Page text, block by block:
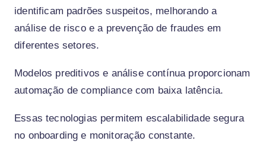
identificam padrões suspeitos, melhorando a
análise de risco e a prevenção de fraudes em
diferentes setores.
Modelos preditivos e análise contínua proporcionam
automação de compliance com baixa latência.
Essas tecnologias permitem escalabilidade segura
no onboarding e monitoração constante.